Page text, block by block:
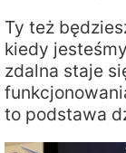
Ty też
kiedy
zdalna staje
to podstawa